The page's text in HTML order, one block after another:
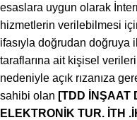
esaslara uygun olarak
hizmetlerin verilebilmesi
ifasıyla doğrudan doğruya
taraflarına ait kişisel
nedeniyle açık rızanıza
sahibi olan [TDD İNŞAAT
ELEKTRONİK TUR. İTH